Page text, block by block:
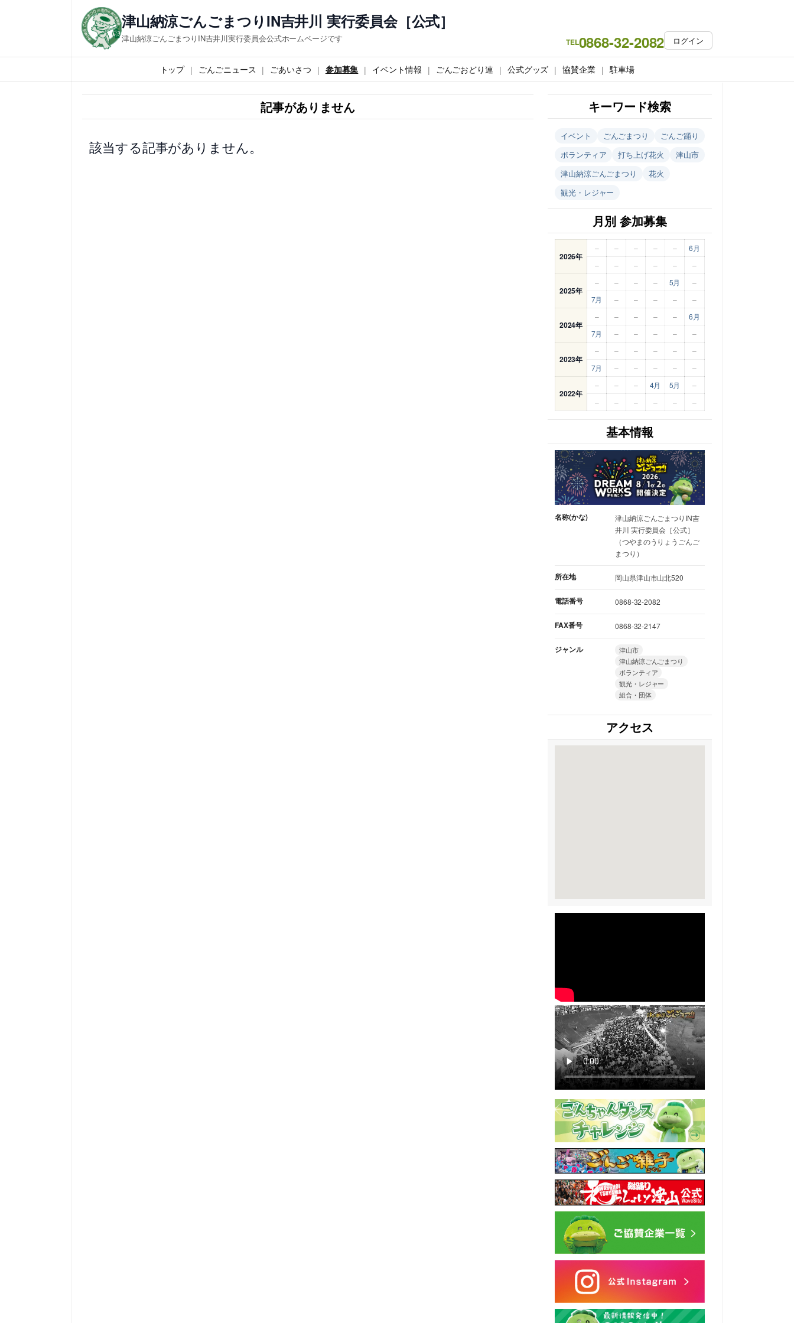
ス
キ
津山納涼ごんごまつりIN吉井川 実行委員会［公式］
津山納涼ごんごまつりIN吉井川実行委員会公式ホームページです TEL0868-32-2082 ログイン
トップ ごんごニュース ごあいさつ 参加募集 イベント情報 ごんごおどり連 公式グッズ 協賛企業 駐車場
記事がありません
該当する記事がありません。
キーワード検索
イベント ごんごまつり
ごんご踊り
ボランティア
打ち上げ花火
津山市
津山納涼ごんごまつり
花火
観光・レジャー
月別 参加募集
2026年
– – – – –
6月
–
– – – – –
2025年
– – – – 5月
–
7月
– – – – –
2024年
– – – – –
6月
7月
– – – – –
2023年
– – – – –
–
7月
– – – – –
2022年
– – – 4月 5月
–
–
– – – – –
基本情報
名称(かな)
津山納涼ごんごまつりIN吉
井川 実行委員会［公式］
（つやまのうりょうごんご
まつり）
所在地 岡山県津山市山北520
電話番号 0868-32-2082
FAX番号 0868-32-2147
ジャンル
津山市
津山納涼ごんごまつり
ボランティア
観光・レジャー
組合・団体
アクセス